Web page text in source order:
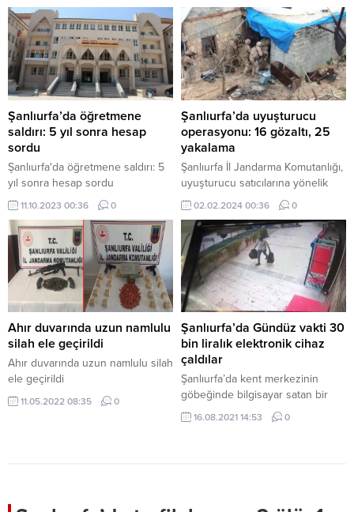
Şanlıurfa’da öğretmene
saldırı: 5 yıl sonra hesap
sordu
Şanlıurfa'da öğretmene saldırı: 5
yıl sonra hesap sordu
11.10.2023 00:36 0
Şanlıurfa’da uyuşturucu
operasyonu: 16 gözaltı, 25
yakalama
Şanlıurfa İl Jandarma Komutanlığı,
uyuşturucu satıcılarına yönelik
geniş kapsamlı bir operasyon
düzenledi. 13 ilçede eş zamanlı
olarak gerçekleştirilen
operasyonda 16 kişi gözaltına
alınırken, çeşitli suçlardan aranan
25 kişi de yakalandı.
Operasyonda Ele Geçirilenler:
Operasyonun Detayları:
Jandarma Komutanlığı’ndan
Açıklama: Şanlıurfa İl Jandarma
Komutanlığı, uyuşturucu ile
mücadeleye kararlılıkla devam
edeceğini ve bu...
02.02.2024 00:36 0
Ahır duvarında uzun namlulu
silah ele geçirildi
Ahır duvarında uzun namlulu silah
ele geçirildi
11.05.2022 08:35 0
Şanlıurfa’da Gündüz vakti 30
bin liralık elektronik cihaz
çaldılar
Şanlıurfa’da kent merkezinin
göbeğinde bilgisayar satan bir
mağazayı gündüz vakti soyan
hırsızlar yaklaşık 30 bin liralık
16.08.2021 14:53 0